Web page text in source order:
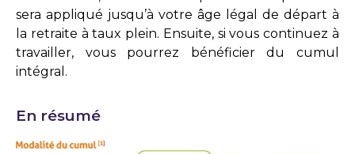
sera appliqué jusqu’à votre âge légal de départ à
la retraite à taux plein. Ensuite, si vous continuez à
travailler, vous pourrez bénéficier du cumul
intégral.
En résumé